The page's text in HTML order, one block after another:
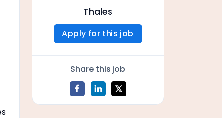
Thales
Apply for this job
Share this job